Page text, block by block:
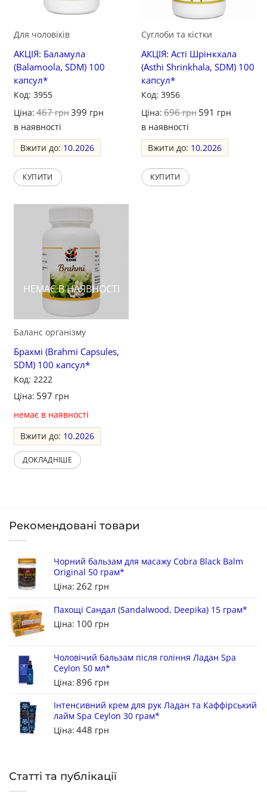
Для чоловіків
АКЦІЯ: Баламула
(Balamoola, SDM) 100
капсул*
Код: 3955
Ціна: 467грн399 грн
в наявності
Вжити до: 10.2026
КУПИТИ
Суглоби та кістки
АКЦІЯ: Асті Шрінкхала
(Asthi Shrinkhala, SDM) 100
капсул*
Код: 3956
Ціна: 696грн 591 грн
в наявності
Вжити до: 10.2026
КУПИТИ
НЕМАЄ В НАЯВНОСТІ
Баланс організму
Брахмі (Brahmi Capsules,
SDM) 100 капсул*
Код: 2222
Ціна: 597 грн
немає в наявності
Вжити до: 10.2026
ДОКЛАДНІШЕ
Рекомендовані товари
Чорний бальзам для масажу Cobra Black Balm
Original 50 грам*
Ціна: 262 грн
Пахощі Сандал (Sandalwood, Deepika) 15 грам*
Ціна: 100 грн
Чоловічий бальзам після гоління Ладан Spa
Ceylon 50 мл*
Ціна: 896 грн
Інтенсивний крем для рук Ладан та Каффірський
лайм Spa Ceylon 30 грам*
Ціна: 448 грн
Статті та публікації